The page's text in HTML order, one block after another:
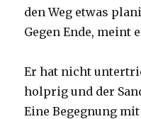
den Weg etwas
Gegen Ende, meint
Er hat nicht
holprig und der
Eine Begegnung